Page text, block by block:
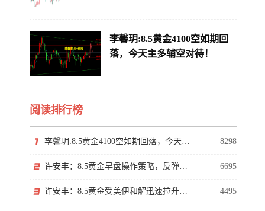
李馨玥:8.5黄金4100空如期回
落，今天主多辅空对待！
阅读排行榜
李馨玥:8.5黄金4100空如期回落，今天主多辅空对待！ 8298
许安丰：8.5黄金早盘操作策略，反弹莫慌切勿高位追多 6695
许安丰：8.5黄金受美伊和解迅速拉升，4160上方不追涨！ 4495